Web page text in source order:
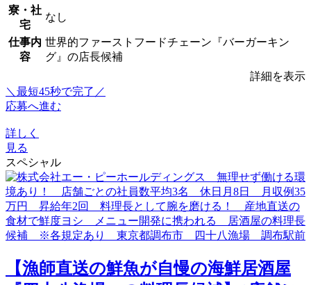
寮・社
宅
なし
仕事内
容
世界的ファーストフードチェーン『バーガーキン
グ』の店長候補
詳細を表示
＼最短45秒で完了／
応募へ進む
詳しく
見る
スペシャル
【漁師直送の鮮魚が自慢の海鮮居酒屋